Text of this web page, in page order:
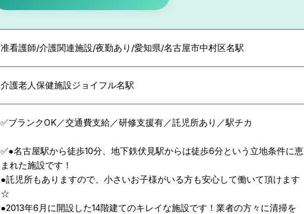
准看護師/介護関連施設/夜勤あり/愛知県/名古屋市中村区名駅
介護老人保健施設ジョイフル名駅
✅ブランクOK／交通費支給／研修支援有／託児所あり／駅チカ
✅●名古屋駅から徒歩10分、地下鉄伏見駅からは徒歩6分という立地条件に恵
まれた施設です！
●託児所もありますので、小さいお子様がいる方も安心して働いて頂けます
☆
●2013年6月に開設した14階建てのキレイな施設です！業者の方々に清掃を